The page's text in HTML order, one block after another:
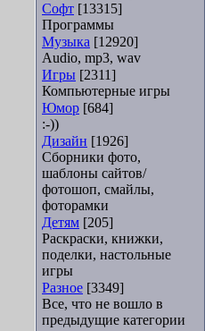
Софт [13315]
Программы
Музыка [12920]
Audio, mp3, wav
Игры [2311]
Компьютерные игры
Юмор [684]
:-))
Дизайн [1926]
Сборники фото,
шаблоны сайтов/
фотошоп, смайлы,
фоторамки
Детям [205]
Раскраски, книжки,
поделки, настольные
игры
Разное [3349]
Все, что не вошло в
предыдущие категории